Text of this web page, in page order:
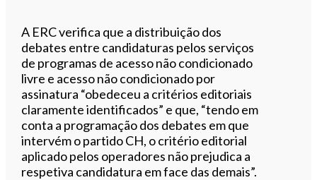
A ERC verifica que a distribuição dos
debates entre candidaturas pelos serviços
de programas de acesso não condicionado
livre e acesso não condicionado por
assinatura “obedeceu a critérios editoriais
claramente identificados” e que, “tendo em
conta a programação dos debates em que
intervém o partido CH, o critério editorial
aplicado pelos operadores não prejudica a
respetiva candidatura em face das demais”.